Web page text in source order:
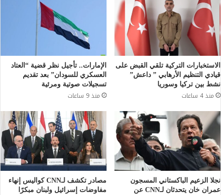
الاستخبارات التركية تلقي القبض على
قيادي التنظيم الأرهابي ” داعش”
نشط بين تركيا وسوريا
منذ 4 ساعات
الإمارات.. تأجيل نظر قضية “العتاد
العسكري للسودان” بعد تقديم
تسجيلات صوتية ومرئية
منذ 9 ساعات
نجلا الزعيم الباكستاني المسجون
عمران خان يتحدثان لـCNN عن
مصادر تكشف لـCNN كواليس إنهاء
مفاوضات إسرائيل ولبنان مبكرًا